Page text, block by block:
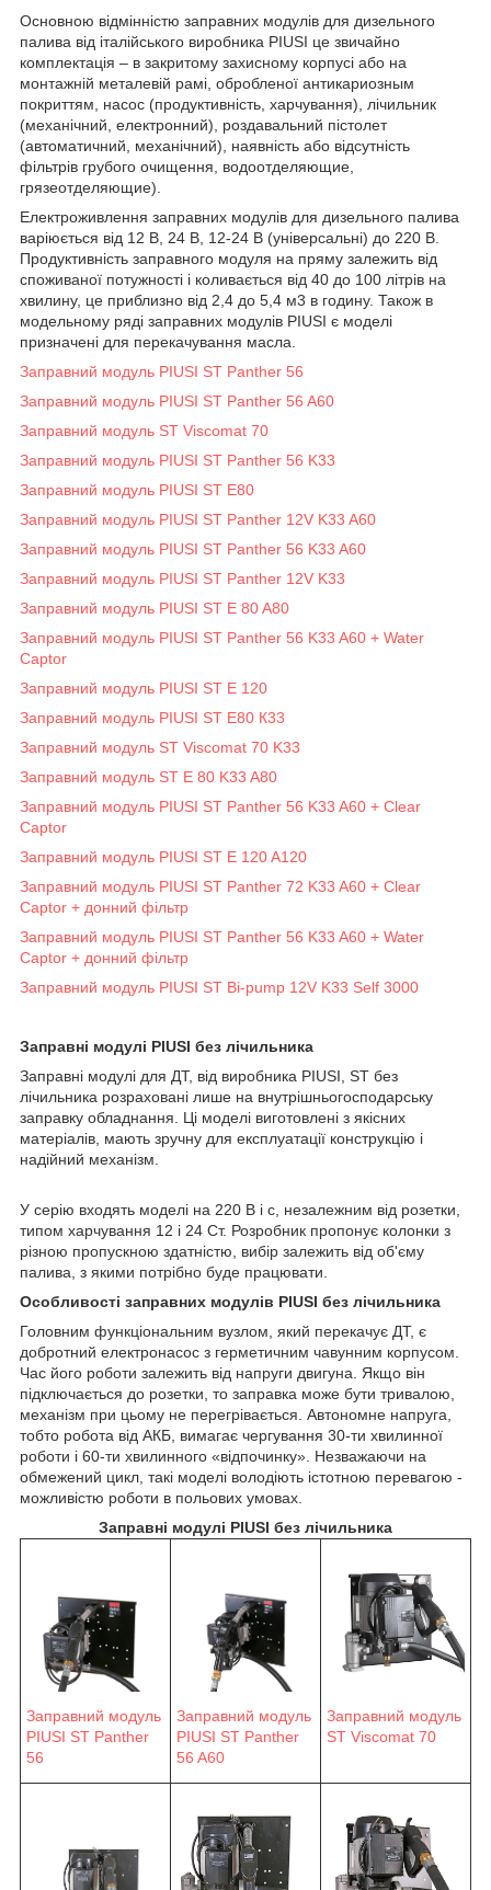
Основною відмінністю заправних модулів для дизельного
палива від італійського виробника PIUSI це звичайно
комплектація – в закритому захисному корпусі або на
монтажній металевій рамі, обробленої антикариозным
покриттям, насос (продуктивність, харчування), лічильник
(механічний, електронний), роздавальний пістолет
(автоматичний, механічний), наявність або відсутність
фільтрів грубого очищення, водоотделяющие,
грязеотделяющие).
Електроживлення заправних модулів для дизельного палива
варіюється від 12 В, 24 В, 12-24 В (універсальні) до 220 В.
Продуктивність заправного модуля на пряму залежить від
споживаної потужності і коливається від 40 до 100 літрів на
хвилину, це приблизно від 2,4 до 5,4 м3 в годину. Також в
модельному ряді заправних модулів PIUSI є моделі
призначені для перекачування масла.
Заправний модуль PIUSI ST Panther 56
Заправний модуль PIUSI ST Panther 56 A60
Заправний модуль ST Viscomat 70
Заправний модуль PIUSI ST Panther 56 K33
Заправний модуль PIUSI ST E80
Заправний модуль PIUSI ST Panther 12V K33 A60
Заправний модуль PIUSI ST Panther 56 K33 A60
Заправний модуль PIUSI ST Panther 12V K33
Заправний модуль PIUSI ST E 80 A80
Заправний модуль PIUSI ST Panther 56 K33 A60 + Water
Captor
Заправний модуль PIUSI ST E 120
Заправний модуль PIUSI ST E80 К33
Заправний модуль ST Viscomat 70 K33
Заправний модуль ST E 80 K33 A80
Заправний модуль PIUSI ST Panther 56 K33 A60 + Clear
Captor
Заправний модуль PIUSI ST E 120 A120
Заправний модуль PIUSI ST Panther 72 K33 A60 + Clear
Captor + донний фільтр
Заправний модуль PIUSI ST Panther 56 K33 A60 + Water
Captor + донний фільтр
Заправний модуль PIUSI ST Bi-pump 12V K33 Self 3000
Заправні модулі PIUSI без лічильника
Заправні модулі для ДТ, від виробника PIUSI, ST без
лічильника розраховані лише на внутрішньогосподарську
заправку обладнання. Ці моделі виготовлені з якісних
матеріалів, мають зручну для експлуатації конструкцію і
надійний механізм.
У серію входять моделі на 220 В і с, незалежним від розетки,
типом харчування 12 і 24 Ст. Розробник пропонує колонки з
різною пропускною здатністю, вибір залежить від об'єму
палива, з якими потрібно буде працювати.
Особливості заправних модулів PIUSI без лічильника
Головним функціональним вузлом, який перекачує ДТ, є
добротний електронасос з герметичним чавунним корпусом.
Час його роботи залежить від напруги двигуна. Якщо він
підключається до розетки, то заправка може бути тривалою,
механізм при цьому не перегрівається. Автономне напруга,
тобто робота від АКБ, вимагає чергування 30-ти хвилинної
роботи і 60-ти хвилинного «відпочинку». Незважаючи на
обмежений цикл, такі моделі володіють істотною перевагою -
можливістю роботи в польових умовах.
Заправні модулі PIUSI без лічильника
Заправний модуль
PIUSI ST Panther
56
Заправний модуль
PIUSI ST Panther
56 A60
Заправний модуль
ST Viscomat 70